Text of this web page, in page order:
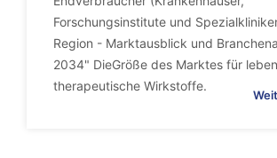
Forschungsinstitute und
Region - Marktausblick und
2034" DieGröße des Marktes für
therapeutische Wirkstoffe.